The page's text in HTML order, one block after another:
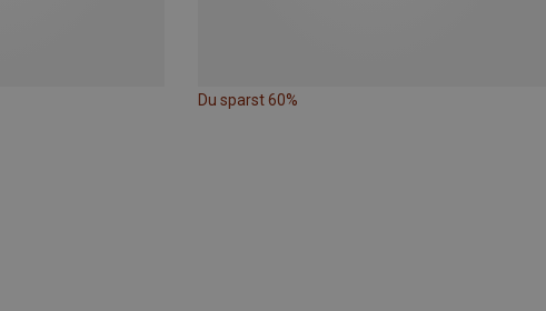
Du sparst 60%